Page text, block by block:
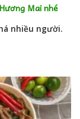
Mai nhé
nhiều người.